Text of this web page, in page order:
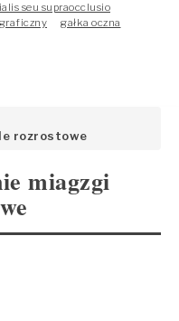
seu supraocclusio
gałka oczna
rozrostowe
miagzgi